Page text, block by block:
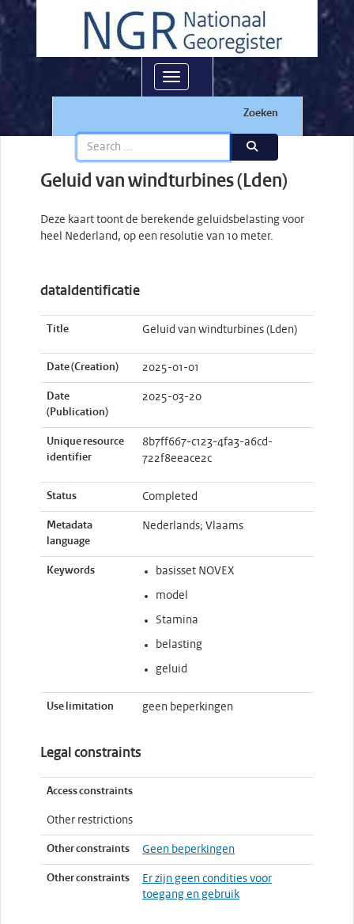
Toggle navigation
Zoeken
Geluid van windturbines (Lden)
Deze kaart toont de berekende geluidsbelasting voor
heel Nederland, op een resolutie van 10 meter.
dataIdentificatie
Title Geluid van windturbines (Lden)
Date (Creation) 2025-01-01
Date
(Publication)
2025-03-20
Unique resource
identifier
8b7ff667-c123-4fa3-a6cd-
722f8eeace2c
Status Completed
Metadata
language
Nederlands; Vlaams
Keywords basisset NOVEX
model
Stamina
belasting
geluid
Use limitation geen beperkingen
Legal constraints
Access constraints
Other restrictions
Other constraints Geen beperkingen
Other constraints
Er zijn geen condities voor
toegang en gebruik